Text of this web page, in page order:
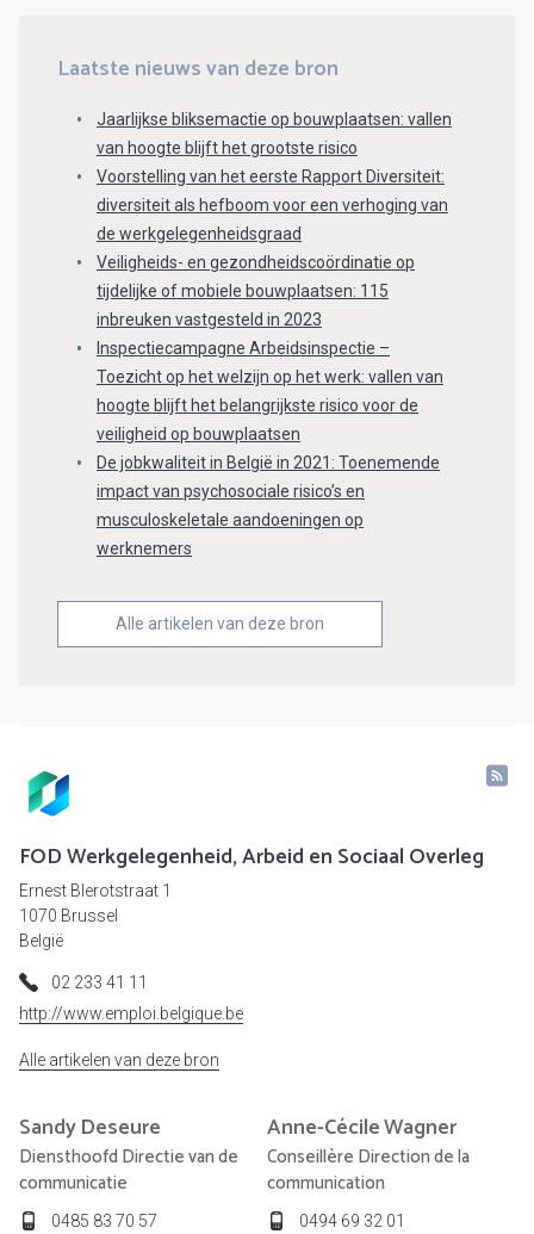
Laatste nieuws van deze bron
Jaarlijkse bliksemactie op bouwplaatsen: vallen
van hoogte blijft het grootste risico
Voorstelling van het eerste Rapport Diversiteit:
diversiteit als hefboom voor een verhoging van
de werkgelegenheidsgraad
Veiligheids- en gezondheidscoördinatie op
tijdelijke of mobiele bouwplaatsen: 115
inbreuken vastgesteld in 2023
Inspectiecampagne Arbeidsinspectie –
Toezicht op het welzijn op het werk: vallen van
hoogte blijft het belangrijkste risico voor de
veiligheid op bouwplaatsen
De jobkwaliteit in België in 2021: Toenemende
impact van psychosociale risico’s en
musculoskeletale aandoeningen op
werknemers
Alle artikelen van deze bron
FOD Werkgelegenheid, Arbeid en Sociaal Overleg
Ernest Blerotstraat 1
1070 Brussel
België
02 233 41 11
http://www.emploi.belgique.be
Alle artikelen van deze bron
SandyDeseure
Diensthoofd Directie van de
communicatie
0485 83 70 57
Anne-CécileWagner
Conseillère Direction de la
communication
0494 69 32 01